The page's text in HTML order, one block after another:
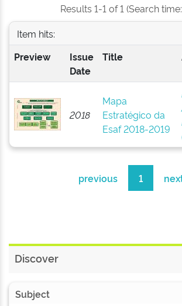
Results 1-1 of 1 (Search
Item hits:
Preview
Issue
Date
Title
2018
Mapa
Estratégico da
Esaf 2018-2019
previous 1
Discover
Subject